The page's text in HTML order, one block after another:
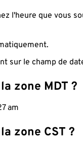
l'heure que vous
sur le champ de
zone MDT ?
am
zone CST ?